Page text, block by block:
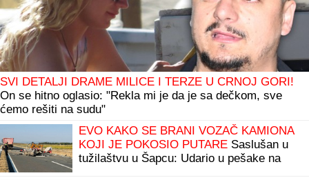
SVI DETALJI DRAME MILICE I TERZE U CRNOJ GORI!
On se hitno oglasio: "Rekla mi je da je sa dečkom, sve
ćemo rešiti na sudu"
EVO KAKO SE BRANI VOZAČ KAMIONA
KOJI JE POKOSIO PUTARE Saslušan u
tužilaštvu u Šapcu: Udario u pešake na